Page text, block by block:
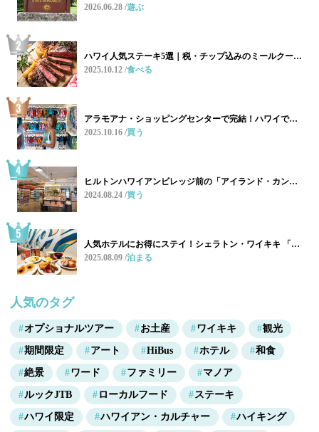
2026.06.28 遊ぶ
ハワイ人気ステーキ5選｜税・チップ込みのミールクー…
2025.10.12 食べる
アラモアナ・ショッピングセンターで完結！ハワイで…
2025.10.16 買う
ヒルトンハワイアンビレッジ前の「アイランド・カン…
2024.08.24 買う
人気ホテルにお得にステイ！シェラトン・ワイキキ 「…
2025.08.09 泊まる
人気のタグ
オプショナルツアー お土産 ワイキキ 観光
期間限定 アート HiBus ホテル 和食
絶景 ワード ファミリー マノア
ルックJTB ローカルフード ステーキ
ハワイ限定 ハワイアン・カルチャー ハイキング